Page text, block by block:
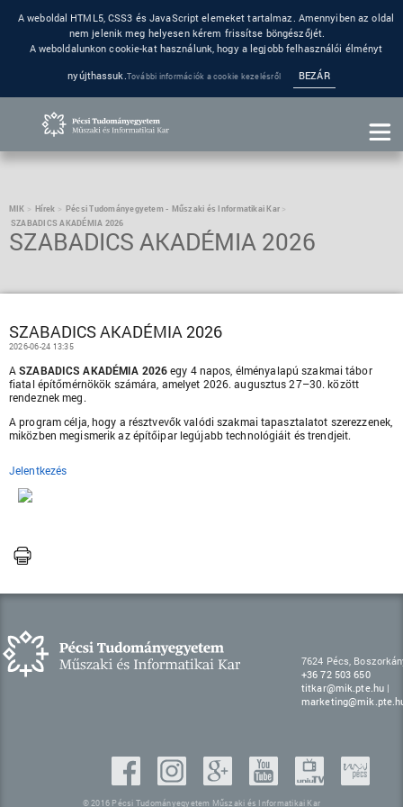
A weboldal HTML5, CSS3 és JavaScript elemeket tartalmaz. Amennyiben az oldal
nem jelenik meg helyesen kérem frissítse böngészőjét.
A weboldalunkon cookie-kat használunk, hogy a legjobb felhasználói élményt
nyújthassuk. További információk a cookie kezelésről BEZÁR
MIK Hírek
Pécsi Tudományegyetem - Műszaki és Informatikai Kar
SZABADICS AKADÉMIA 2026
SZABADICS AKADÉMIA 2026
SZABADICS AKADÉMIA 2026
2026-06-24 13:35
ASZABADICS AKADÉMIA 2026egy 4 napos, élményalapú szakmai tábor
fiatal építőmérnökök számára, amelyet 2026. augusztus 27–30. között
rendeznek meg.
A program célja, hogy a résztvevők valódi szakmai tapasztalatot szerezzenek,
miközben megismerik az építőipar legújabb technológiáit és trendjeit.
Jelentkezés
7624 Pécs,
+36 72 503 650
titkar@mik.pte.hu |
© 2016 Pécsi Tudományegyetem Műszaki és Informatikai Kar